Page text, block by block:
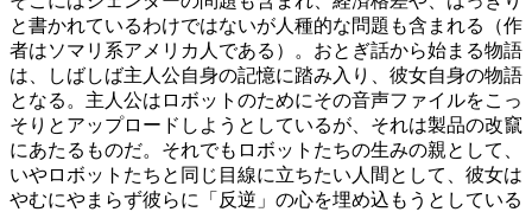
と書かれているわけではないが人種的な問題も含まれる（作
者はソマリ系アメリカ人である）。おとぎ話から始まる物語
は、しばしば主人公自身の記憶に踏み入り、彼女自身の物語
となる。主人公はロボットのためにその音声ファイルをこっ
そりとアップロードしようとしているが、それは製品の改竄
にあたるものだ。それでもロボットたちの生みの親として、
いやロボットたちと同じ目線に立ちたい人間として、彼女は
やむにやまらず彼らに「反逆」の心を埋め込もうとしている